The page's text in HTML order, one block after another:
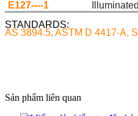
E127----1
STANDARDS:
AS 3894.5, ASTM D 4417-A,
Sản phẩm liên quan